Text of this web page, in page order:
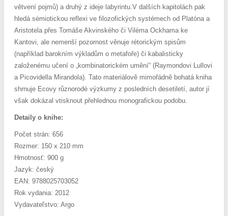
větvení pojmů) a druhý z ideje labyrintu.V dalších kapitolách pak
hledá sémiotickou reflexi ve filozofických systémech od Platóna a
Aristotela přes Tomáše Akvinského či Viléma Ockhama ke
Kantovi, ale nemenší pozornost věnuje rétorickým spisům
(například barokním výkladům o metafoře) či kabalisticky
založenému učení o „kombinatorickém umění“ (Raymondovi Lullovi
a Picovidella Mirandola). Tato materiálově mimořádně bohatá kniha
shrnuje Ecovy různorodé výzkumy z posledních desetiletí, autor jí
však dokázal vtisknout přehlednou monografickou podobu.
Detaily o knihe:
Počet strán: 656
Rozmer: 150 x 210 mm
Hmotnosť: 900 g
Jazyk: český
EAN: 9788025703052
Rok vydania: 2012
Vydavateľstvo: Argo